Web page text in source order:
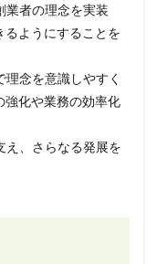
業者の理念を実装
るようにすることを
理念を意識しやすく
強化や業務の効率化
え、さらなる発展を